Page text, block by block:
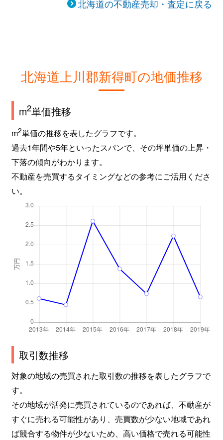
北海道の不動産売却・査定に戻る
北海道上川郡新得町の地価推移
m2単価推移
m2単価の推移を表したグラフです。
過去1年間や5年といったスパンで、その坪単価の上昇・
下落の傾向がわかります。
不動産を売買するタイミングなどの参考にご活用くださ
い。
取引数推移
対象の地域の売買された取引数の推移を表したグラフで
す。
その地域が活発に売買されているのであれば、不動産が
すぐに売れる可能性があり、売買数が少ない地域であれ
ば競合する物件が少ないため、高い価格で売れる可能性